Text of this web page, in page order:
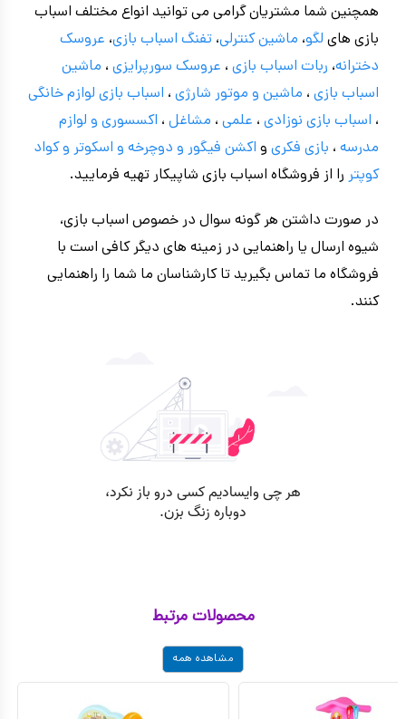
همچنین شما مشتریان گرامی می توانید انواع مختلف اسباب
بازی های لگو، ماشین کنترلی، تفنگ اسباب بازی، عروسک
دخترانه، ربات اسباب بازی ، عروسک سورپرایزی ، ماشین
اسباب بازی ، ماشین و موتور شارژی ، اسباب بازی لوازم خانگی
، اسباب بازی نوزادی ، علمی ، مشاغل ، اکسسوری و لوازم
مدرسه ، بازی فکری و اکشن فیگور و دوچرخه و اسکوتر و کواد
کوپتر را از فروشگاه اسباب بازی شاپیکار تهیه فرمایید.
در صورت داشتن هر گونه سوال در خصوص اسباب بازی،
شیوه ارسال یا راهنمایی در زمینه های دیگر کافی است با
فروشگاه ما تماس بگیرید تا کارشناسان ما شما را راهنمایی
کنند.
محصولات مرتبط
مشاهده همه